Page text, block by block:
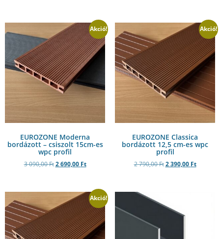
Akció!
EUROZONE Moderna
bordázott – csiszolt 15cm-es
wpc profil
3 090,00Ft 2 690,00 Ft
Akció!
EUROZONE Classica
bordázott 12,5 cm-es wpc
profil
2 790,00Ft 2 390,00 Ft
Akció!